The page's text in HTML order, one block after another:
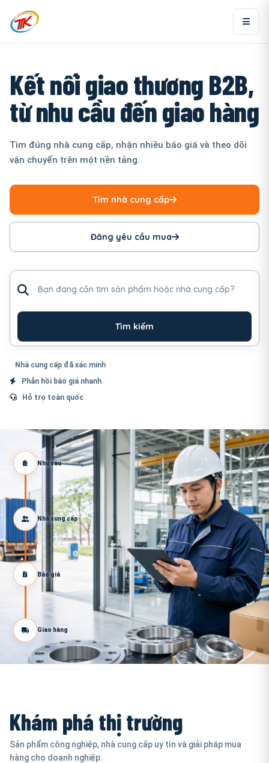
Kết nối giao thương B2B,
từ nhu cầu đến giao hàng
Tìm đúng nhà cung cấp, nhận nhiều báo giá và theo dõi
vận chuyển trên một nền tảng.
Tìm nhà cung cấp
Đăng yêu cầu mua
Tìm kiếm
Nhà cung cấp đã xác minh
Phản hồi báo giá nhanh
Hỗ trợ toàn quốc
Nhu cầu
Nhà cung cấp
Báo giá
Giao hàng
Khám phá thị trường
Sản phẩm công nghiệp, nhà cung cấp uy tín và giải pháp mua
hàng cho doanh nghiệp.